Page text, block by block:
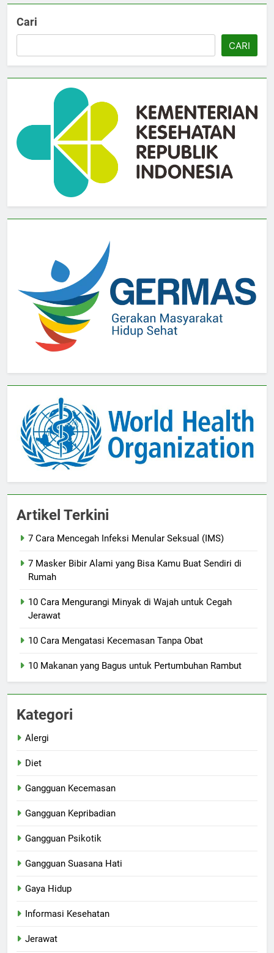
Cari
CARI
Artikel Terkini
7 Cara Mencegah Infeksi Menular Seksual (IMS)
7 Masker Bibir Alami yang Bisa Kamu Buat Sendiri di
Rumah
10 Cara Mengurangi Minyak di Wajah untuk Cegah
Jerawat
10 Cara Mengatasi Kecemasan Tanpa Obat
10 Makanan yang Bagus untuk Pertumbuhan Rambut
Kategori
Alergi
Diet
Gangguan Kecemasan
Gangguan Kepribadian
Gangguan Psikotik
Gangguan Suasana Hati
Gaya Hidup
Informasi Kesehatan
Jerawat